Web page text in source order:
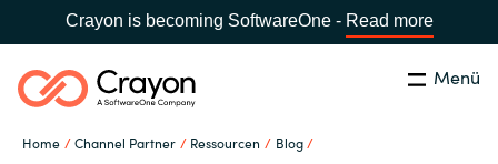
Crayon is becoming SoftwareOne - Read more
Menü
Home Channel Partner Ressourcen
Blog
Suchen Schließen